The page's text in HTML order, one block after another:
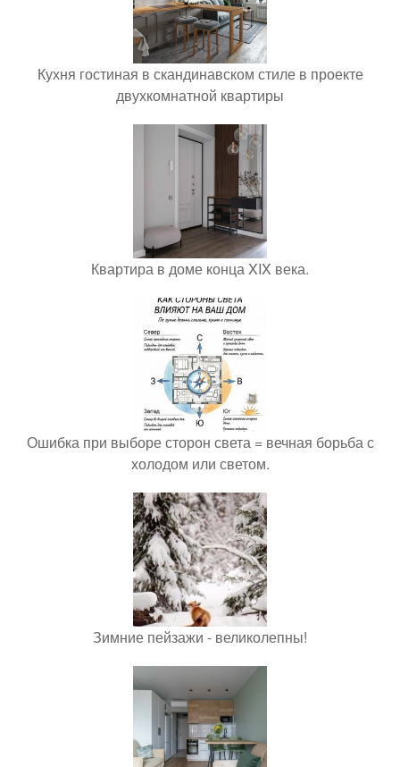
Кухня гостиная в скандинавском стиле в проекте
двухкомнатной квартиры
Квартира в доме конца XIX века.
Ошибка при выборе сторон света = вечная борьба с
холодом или светом.
Зимние пейзажи - великолепны!